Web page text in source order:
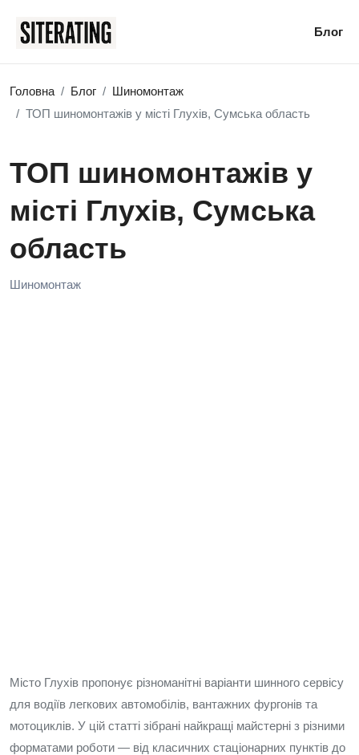
Блог
Головна Блог
Шиномонтаж
ТОП шиномонтажів у місті Глухів, Сумська область
ТОП шиномонтажів у
місті Глухів, Сумська
область
Шиномонтаж
Місто Глухів пропонує різноманітні варіанти шинного сервісу
для водіїв легкових автомобілів, вантажних фургонів та
мотоциклів. У цій статті зібрані найкращі майстерні з різними
форматами роботи — від класичних стаціонарних пунктів до